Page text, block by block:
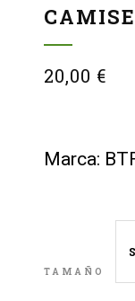
20,00 €
Marca:
TAMAÑO